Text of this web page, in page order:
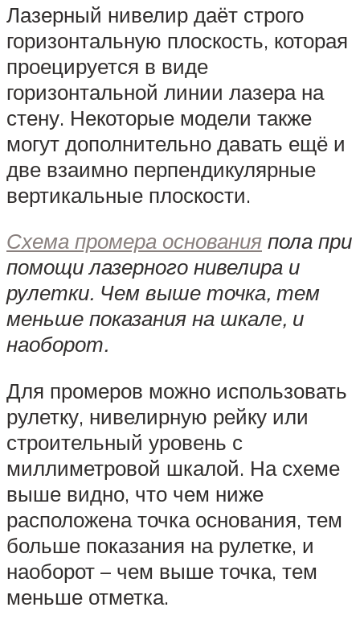
Лазерный нивелир даёт строго
горизонтальную плоскость, которая
проецируется в виде
горизонтальной линии лазера на
стену. Некоторые модели также
могут дополнительно давать ещё и
две взаимно перпендикулярные
вертикальные плоскости.
Схема промера основания пола при
помощи лазерного нивелира и
рулетки. Чем выше точка, тем
меньше показания на шкале, и
наоборот.
Для промеров можно использовать
рулетку, нивелирную рейку или
строительный уровень с
миллиметровой шкалой. На схеме
выше видно, что чем ниже
расположена точка основания, тем
больше показания на рулетке, и
наоборот – чем выше точка, тем
меньше отметка.